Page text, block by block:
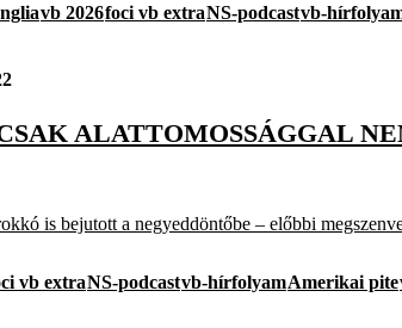
vb 2026foci vb extraNS-podcastvb-
ALATTOMOSSÁGGAL
is bejutott a negyeddöntőbe – előbbi
vb extraNS-podcastvb-hírfolyamAmerikai pite